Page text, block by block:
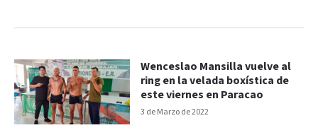
3 de Marzo de 2022
Wenceslao Mansilla vuelve al
ring en la velada boxística de
este viernes en Paracao